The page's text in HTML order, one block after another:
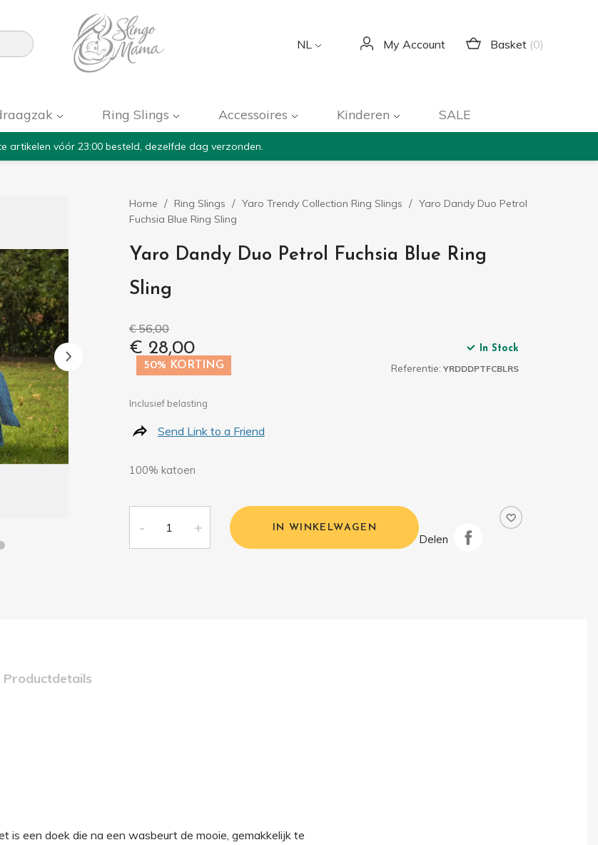
NL My Account Basket (0)
Ring Slings Accessoires Kinderen SALE
artikelen vóór 23:00 besteld, dezelfde dag verzonden.
Home Ring Slings Yaro Trendy Collection Ring Slings
Yaro Dandy Duo Petrol
Fuchsia Blue Ring Sling
Yaro Dandy Duo Petrol Fuchsia Blue Ring
Sling
€ 56,00
€ 28,00
50% KORTING
In Stock
Referentie: YRDDDPTFCBLRS
Inclusief belasting
Send Link to a Friend
100% katoen
IN WINKELWAGEN
Delen
Productdetails
is een doek die na een wasbeurt de mooie, gemakkelijk te